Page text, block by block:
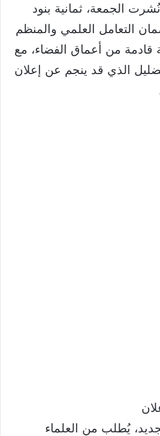
الجمعة، ثمانية بنود
التعامل العلمي والمنظم
قادمة من أعماق الفضاء، مع
الذي قد ينجم عن إعلان
يُطلب من العلماء